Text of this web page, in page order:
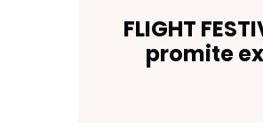
FLIGHT
promite